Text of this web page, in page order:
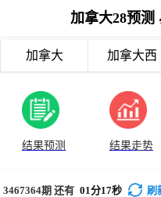
加拿大28预测
加拿大 加拿大西
结果预测 结果走势
3467364期 还有 01分17秒 刷